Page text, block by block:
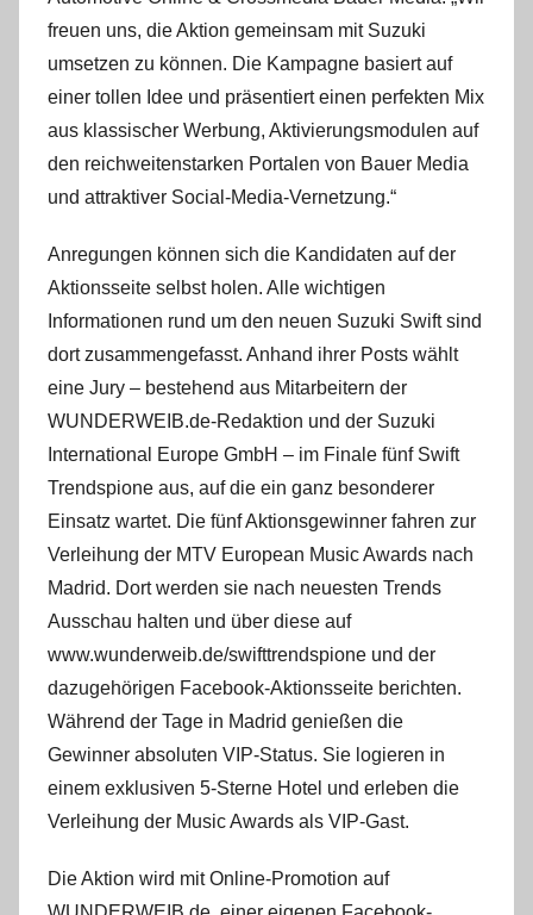
freuen uns, die Aktion gemeinsam mit Suzuki
umsetzen zu können. Die Kampagne basiert auf
einer tollen Idee und präsentiert einen perfekten Mix
aus klassischer Werbung, Aktivierungsmodulen auf
den reichweitenstarken Portalen von Bauer Media
und attraktiver Social-Media-Vernetzung.“
Anregungen können sich die Kandidaten auf der
Aktionsseite selbst holen. Alle wichtigen
Informationen rund um den neuen Suzuki Swift sind
dort zusammengefasst. Anhand ihrer Posts wählt
eine Jury – bestehend aus Mitarbeitern der
WUNDERWEIB.de-Redaktion und der Suzuki
International Europe GmbH – im Finale fünf Swift
Trendspione aus, auf die ein ganz besonderer
Einsatz wartet. Die fünf Aktionsgewinner fahren zur
Verleihung der MTV European Music Awards nach
Madrid. Dort werden sie nach neuesten Trends
Ausschau halten und über diese auf
www.wunderweib.de/swifttrendspione und der
dazugehörigen Facebook-Aktionsseite berichten.
Während der Tage in Madrid genießen die
Gewinner absoluten VIP-Status. Sie logieren in
einem exklusiven 5-Sterne Hotel und erleben die
Verleihung der Music Awards als VIP-Gast.
Die Aktion wird mit Online-Promotion auf